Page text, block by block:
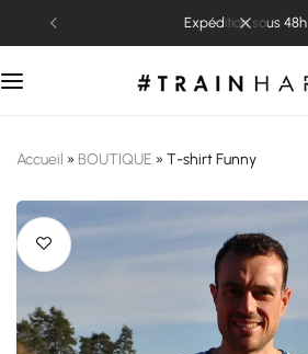
expédition sous 48h
Accueil » BOUTIQUE » T-shirt Funny